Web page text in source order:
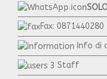
Fax: 0871440280
Info di
Staff